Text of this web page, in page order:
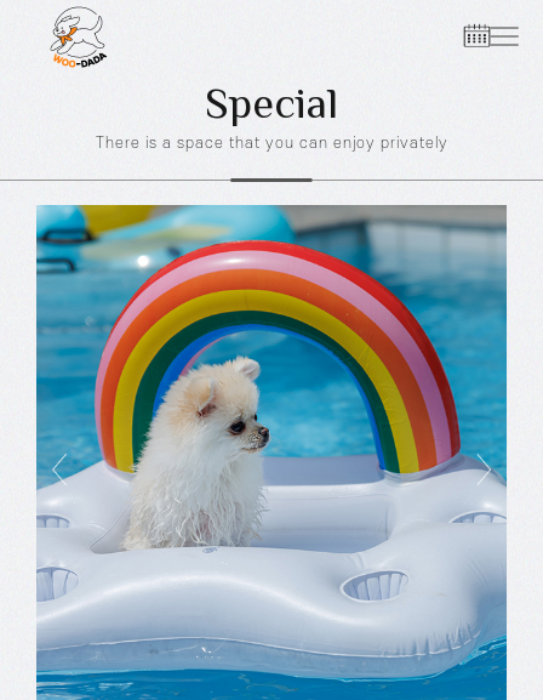
1
2
Special
There is a space that you can enjoy privately